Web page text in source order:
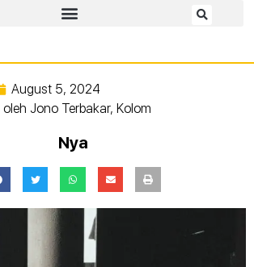
August 5, 2024
Jono Terbakar, Kolom
Nya